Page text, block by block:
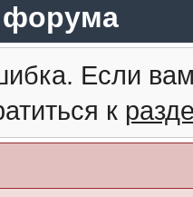
Если
к